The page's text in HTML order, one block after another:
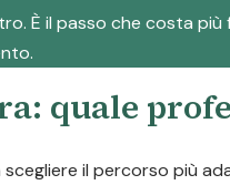
È il passo che costa
quale
il percorso più